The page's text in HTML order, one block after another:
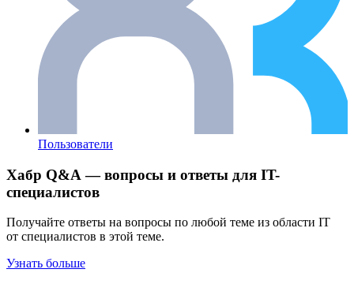
Пользователи
Хабр Q&A — вопросы и ответы для IT-
специалистов
Получайте ответы на вопросы по любой теме из области IT
от специалистов в этой теме.
Узнать больше